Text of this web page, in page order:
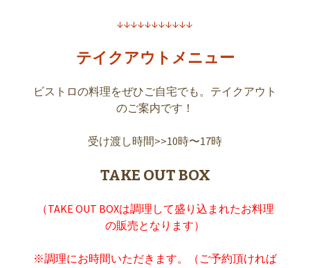
↓↓↓↓↓↓↓↓↓↓↓
テイクアウトメニュー
ビストロの料理をぜひご自宅でも。テイクアウト
のご案内です！
受け渡し時間>>10時〜17時
TAKE OUT BOX
（TAKE OUT BOXは調理して盛り込まれたお料理
の販売となります）
※調理にお時間いただきます。（ご予約頂ければ